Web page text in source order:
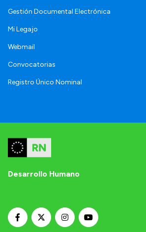
Gestión Documental Electrónica
Mi Legajo
Webmail
Convocatorias
Registro Único Nominal
Desarrollo Humano